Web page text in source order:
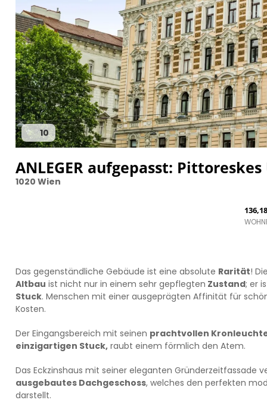
10
ANLEGER aufgepasst:
1020 Wien
Das gegenständliche Gebäude ist eine absolute Rarität!
Altbau ist nicht nur in einem sehr gepflegten Zustand; er
Stuck. Menschen mit einer ausgeprägten Affinität für
Kosten.
Der Eingangsbereich mit seinen prachtvollen
einzigartigen Stuck,raubt einem förmlich den Atem.
Das Eckzinshaus mit seiner eleganten Gründerzeitfassade
ausgebautes Dachgeschoss, welches den perfekten
darstellt.